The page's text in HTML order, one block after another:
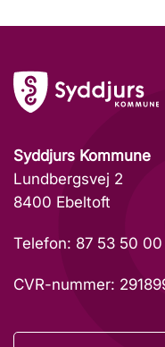
Syddjurs Kommune
Lundbergsvej 2
8400 Ebeltoft
Telefon: 87 53 50 00
CVR-nummer: